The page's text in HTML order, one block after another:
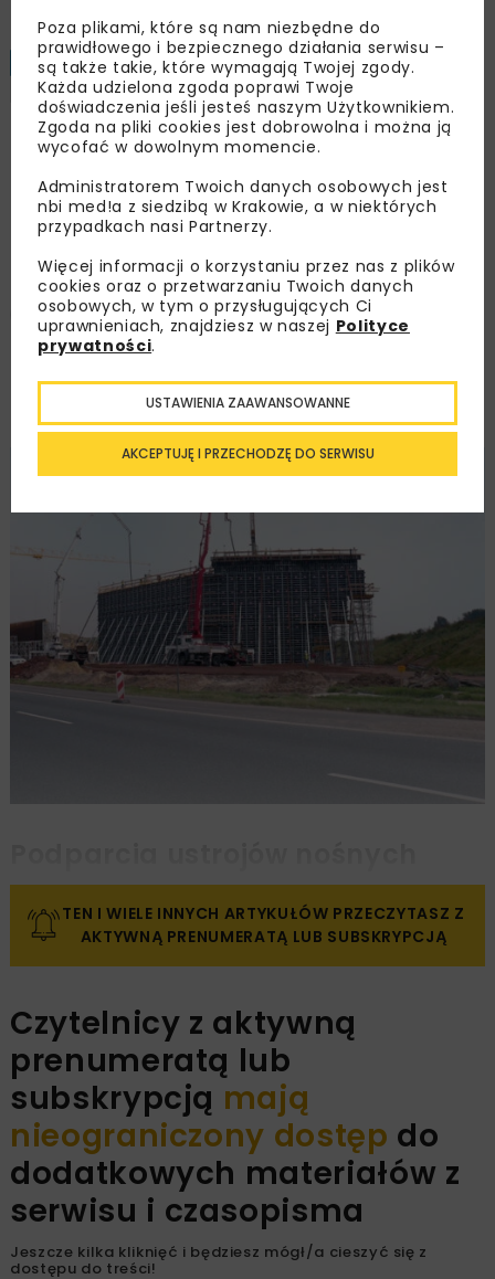
BUDOWNICTWO MOSTY
ARCHIWUM NBI
MATERIAŁY
TECHNOLOGIE
5 MINUT
CZYTANIA
Systemy deskowań
Hunnebeck w ciągu
autostrady A1
Sławomir Adamczyk
OPUBLIKOWANO: 20.05.2009
TEN I WIELE INNYCH ARTYKUŁÓW PRZECZYTASZ Z
AKTYWNĄ PRENUMERATĄ LUB SUBSKRYPCJĄ
Czytelnicy z aktywną
prenumeratą lub
subskrypcją mają
nieograniczony dostęp do
dodatkowych materiałów z
serwisu i czasopisma
Jeszcze kilka kliknięć i będziesz mógł/a cieszyć się z
dostępu do treści!
Poza plikami, które są nam niezbędne do
prawidłowego i bezpiecznego działania serwisu –
są także takie, które wymagają Twojej zgody.
Każda udzielona zgoda poprawi Twoje
doświadczenia jeśli jesteś naszym Użytkownikiem.
Zgoda na pliki cookies jest dobrowolna i można ją
wycofać w dowolnym momencie.
Administratorem Twoich danych osobowych jest
nbi med!a z siedzibą w Krakowie, a w niektórych
przypadkach nasi Partnerzy.
Więcej informacji o korzystaniu przez nas z plików
cookies oraz o przetwarzaniu Twoich danych
osobowych, w tym o przysługujących Ci
uprawnieniach, znajdziesz w naszej Polityce
prywatności.
AKCEPTUJĘ I PRZECHODZĘ DO SERWISU
USTAWIENIA ZAAWANSOWANNE